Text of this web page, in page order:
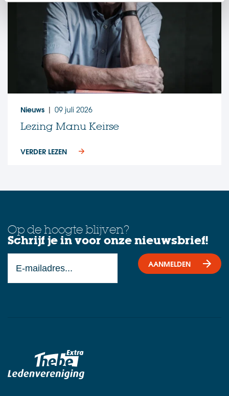
Nieuws | 09 juli 2026
Lezing Manu Keirse
VERDER LEZEN
Op de hoogte blijven?
Schrijf je in voor onze nieuwsbrief!
AANMELDEN